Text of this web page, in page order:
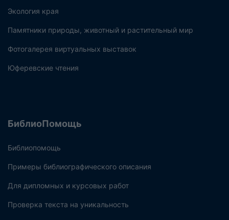
Экология края
Памятники природы, животный и растительный мир
Фотогалерея виртуальных выставок
Юферевские чтения
БиблиоПомощь
Библиопомощь
Примеры библиографического описания
Для дипломных и курсовых работ
Проверка текста на уникальность